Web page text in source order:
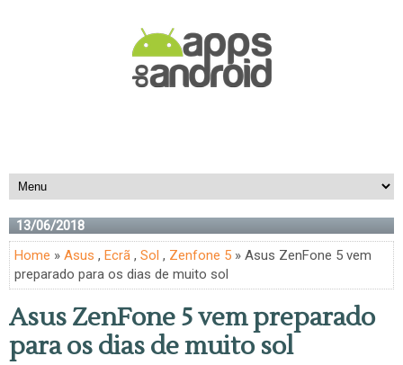
13/06/2018
Home » Asus , Ecrã , Sol , Zenfone 5 » Asus ZenFone 5 vem
preparado para os dias de muito sol
Asus ZenFone 5 vem preparado
para os dias de muito sol